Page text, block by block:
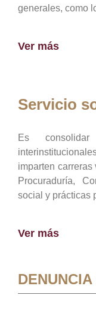
generales, como
Ver más
Servicio
Es
imparten
Procuraduría,
social y prácticas
Ver más